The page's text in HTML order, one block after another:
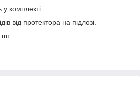
комплекті.
від протектора на підлозі.
шт.